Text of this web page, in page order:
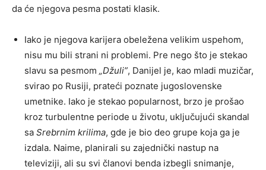
da će njegova pesma postati klasik.
Iako je njegova karijera obeležena velikim uspehom,
nisu mu bili strani ni problemi. Pre nego što je stekao
slavu sa pesmom „Džuli”, Danijel je, kao mladi muzičar,
svirao po Rusiji, prateći poznate jugoslovenske
umetnike. Iako je stekao popularnost, brzo je prošao
kroz turbulentne periode u životu, uključujući skandal
sa Srebrnim krilima, gde je bio deo grupe koja ga je
izdala. Naime, planirali su zajednički nastup na
televiziji, ali su svi članovi benda izbegli snimanje,